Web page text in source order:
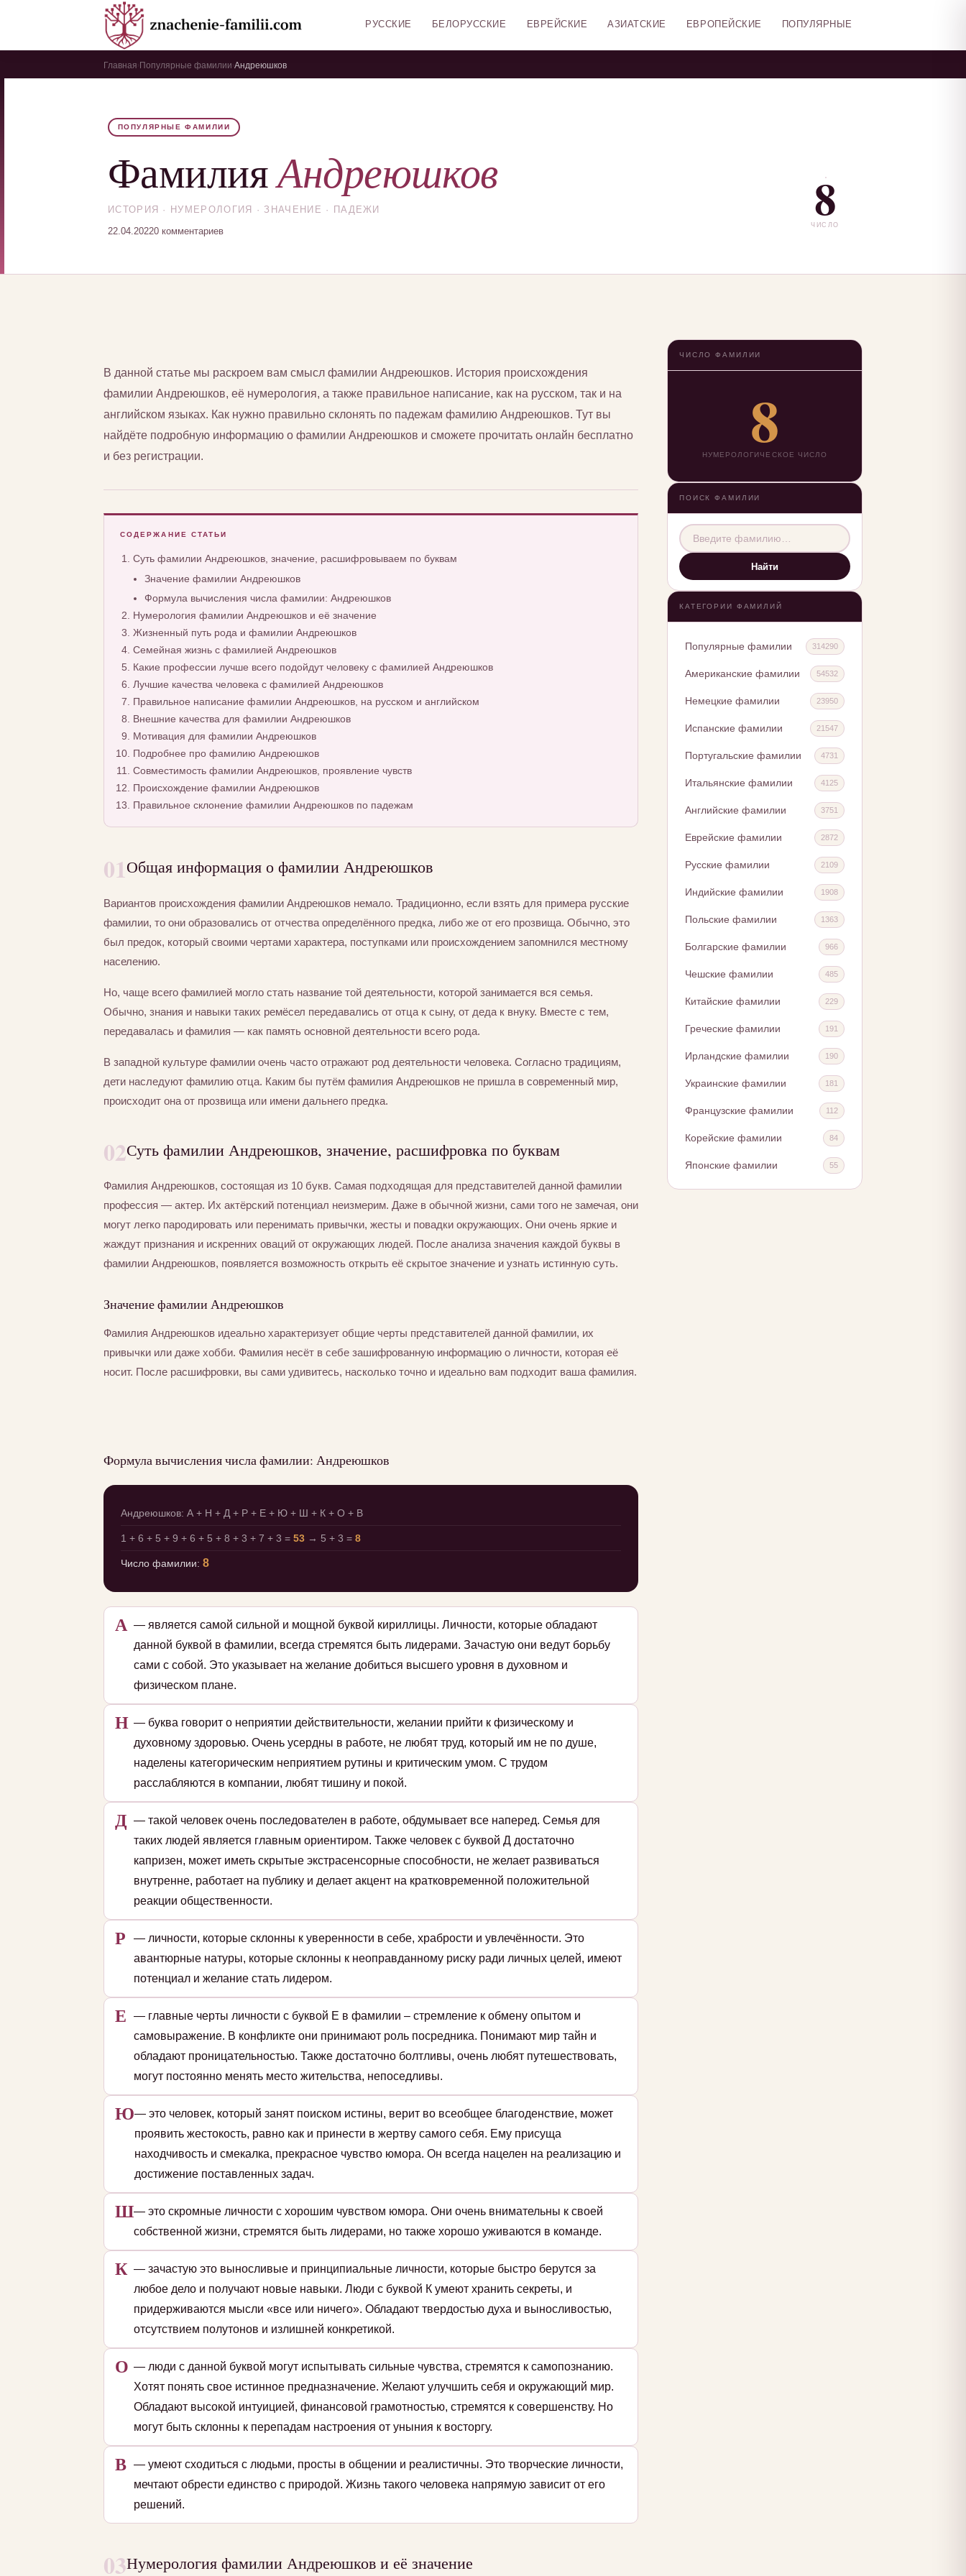
РУССКИЕ БЕЛОРУССКИЕ ЕВРЕЙСКИЕ АЗИАТСКИЕ ЕВРОПЕЙСКИЕ ПОПУЛЯРНЫЕ
Главная Популярные фамилии Андреюшков
ПОПУЛЯРНЫЕ ФАМИЛИИ
ФамилияАндреюшков
ИСТОРИЯ · НУМЕРОЛОГИЯ · ЗНАЧЕНИЕ · ПАДЕЖИ
22.04.20220 комментариев
8
ЧИСЛО
В данной статье мы раскроем вам смысл фамилии Андреюшков. История происхождения
фамилии Андреюшков, её нумерология, а также правильное написание, как на русском, так и на
английском языках. Как нужно правильно склонять по падежам фамилию Андреюшков. Тут вы
найдёте подробную информацию о фамилии Андреюшков и сможете прочитать онлайн бесплатно
и без регистрации.
СОДЕРЖАНИЕ СТАТЬИ
Суть фамилии Андреюшков, значение, расшифровываем по буквам
Значение фамилии Андреюшков
Формула вычисления числа фамилии: Андреюшков
Нумерология фамилии Андреюшков и её значение
Жизненный путь рода и фамилии Андреюшков
Семейная жизнь с фамилией Андреюшков
Какие профессии лучше всего подойдут человеку с фамилией Андреюшков
Лучшие качества человека с фамилией Андреюшков
Правильное написание фамилии Андреюшков, на русском и английском
Внешние качества для фамилии Андреюшков
Мотивация для фамилии Андреюшков
Подробнее про фамилию Андреюшков
Совместимость фамилии Андреюшков, проявление чувств
Происхождение фамилии Андреюшков
Правильное склонение фамилии Андреюшков по падежам
01Общая информация о фамилии Андреюшков
Вариантов происхождения фамилии Андреюшков немало. Традиционно, если взять для примера русские
фамилии, то они образовались от отчества определённого предка, либо же от его прозвища. Обычно, это
был предок, который своими чертами характера, поступками или происхождением запомнился местному
населению.
Но, чаще всего фамилией могло стать название той деятельности, которой занимается вся семья.
Обычно, знания и навыки таких ремёсел передавались от отца к сыну, от деда к внуку. Вместе с тем,
передавалась и фамилия — как память основной деятельности всего рода.
В западной культуре фамилии очень часто отражают род деятельности человека. Согласно традициям,
дети наследуют фамилию отца. Каким бы путём фамилия Андреюшков не пришла в современный мир,
происходит она от прозвища или имени дальнего предка.
02Суть фамилии Андреюшков, значение, расшифровка по буквам
Фамилия Андреюшков, состоящая из 10 букв. Самая подходящая для представителей данной фамилии
профессия — актер. Их актёрский потенциал неизмерим. Даже в обычной жизни, сами того не замечая, они
могут легко пародировать или перенимать привычки, жесты и повадки окружающих. Они очень яркие и
жаждут признания и искренних оваций от окружающих людей. После анализа значения каждой буквы в
фамилии Андреюшков, появляется возможность открыть её скрытое значение и узнать истинную суть.
Значение фамилии Андреюшков
Фамилия Андреюшков идеально характеризует общие черты представителей данной фамилии, их
привычки или даже хобби. Фамилия несёт в себе зашифрованную информацию о личности, которая её
носит. После расшифровки, вы сами удивитесь, насколько точно и идеально вам подходит ваша фамилия.
Формула вычисления числа фамилии: Андреюшков
Андреюшков: А + Н + Д + Р + Е + Ю + Ш + К + О + В
1 + 6 + 5 + 9 + 6 + 5 + 8 + 3 + 7 + 3 = 53 → 5 + 3 = 8
Число фамилии: 8
А — является самой сильной и мощной буквой кириллицы. Личности, которые обладают
данной буквой в фамилии, всегда стремятся быть лидерами. Зачастую они ведут борьбу
сами с собой. Это указывает на желание добиться высшего уровня в духовном и
физическом плане.
Н — буква говорит о неприятии действительности, желании прийти к физическому и
духовному здоровью. Очень усердны в работе, не любят труд, который им не по душе,
наделены категорическим неприятием рутины и критическим умом. С трудом
расслабляются в компании, любят тишину и покой.
Д — такой человек очень последователен в работе, обдумывает все наперед. Семья для
таких людей является главным ориентиром. Также человек с буквой Д достаточно
капризен, может иметь скрытые экстрасенсорные способности, не желает развиваться
внутренне, работает на публику и делает акцент на кратковременной положительной
реакции общественности.
Р
— личности, которые склонны к уверенности в себе, храбрости и увлечённости. Это
авантюрные натуры, которые склонны к неоправданному риску ради личных целей, имеют
потенциал и желание стать лидером.
Е
— главные черты личности с буквой Е в фамилии – стремление к обмену опытом и
самовыражение. В конфликте они принимают роль посредника. Понимают мир тайн и
обладают проницательностью. Также достаточно болтливы, очень любят путешествовать,
могут постоянно менять место жительства, непоседливы.
Ю— это человек, который занят поиском истины, верит во всеобщее благоденствие, может
проявить жестокость, равно как и принести в жертву самого себя. Ему присуща
находчивость и смекалка, прекрасное чувство юмора. Он всегда нацелен на реализацию и
достижение поставленных задач.
Ш— это скромные личности с хорошим чувством юмора. Они очень внимательны к своей
собственной жизни, стремятся быть лидерами, но также хорошо уживаются в команде.
К — зачастую это выносливые и принципиальные личности, которые быстро берутся за
любое дело и получают новые навыки. Люди с буквой К умеют хранить секреты, и
придерживаются мысли «все или ничего». Обладают твердостью духа и выносливостью,
отсутствием полутонов и излишней конкретикой.
О — люди с данной буквой могут испытывать сильные чувства, стремятся к самопознанию.
Хотят понять свое истинное предназначение. Желают улучшить себя и окружающий мир.
Обладают высокой интуицией, финансовой грамотностью, стремятся к совершенству. Но
могут быть склонны к перепадам настроения от уныния к восторгу.
В — умеют сходиться с людьми, просты в общении и реалистичны. Это творческие личности,
мечтают обрести единство с природой. Жизнь такого человека напрямую зависит от его
решений.
03Нумерология фамилии Андреюшков и её значение
ЧИСЛО ФАМИЛИИ
8
НУМЕРОЛОГИЧЕСКОЕ ЧИСЛО
ПОИСК ФАМИЛИИ
Найти
КАТЕГОРИИ ФАМИЛИЙ
Популярные фамилии 314290
Американские фамилии 54532
Немецкие фамилии 23950
Испанские фамилии 21547
Португальские фамилии 4731
Итальянские фамилии 4125
Английские фамилии 3751
Еврейские фамилии 2872
Русские фамилии 2109
Индийские фамилии 1908
Польские фамилии 1363
Болгарские фамилии 966
Чешские фамилии 485
Китайские фамилии 229
Греческие фамилии 191
Ирландские фамилии 190
Украинские фамилии 181
Французские фамилии 112
Корейские фамилии 84
Японские фамилии 55